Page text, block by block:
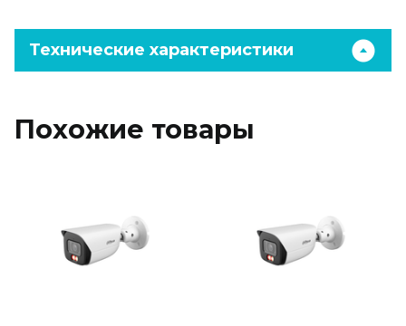
Технические характеристики
Похожие товары